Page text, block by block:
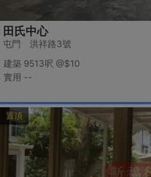
田氏中心
屯門 洪祥路3號
建築 9513呎 @$10
實用 --
置頂